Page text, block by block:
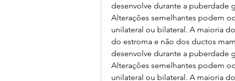
desenvolve durante a puberdade
Alterações semelhantes podem
unilateral ou bilateral. A maioria
do estroma e não dos ductos
desenvolve durante a puberdade
Alterações semelhantes podem
unilateral ou bilateral. A maioria